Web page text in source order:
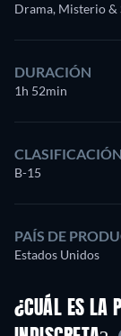
Drama, Misterio &
DURACIÓN
1h 52min
B-15
PAÍS DE
Estados Unidos
¿CUÁL ES LA